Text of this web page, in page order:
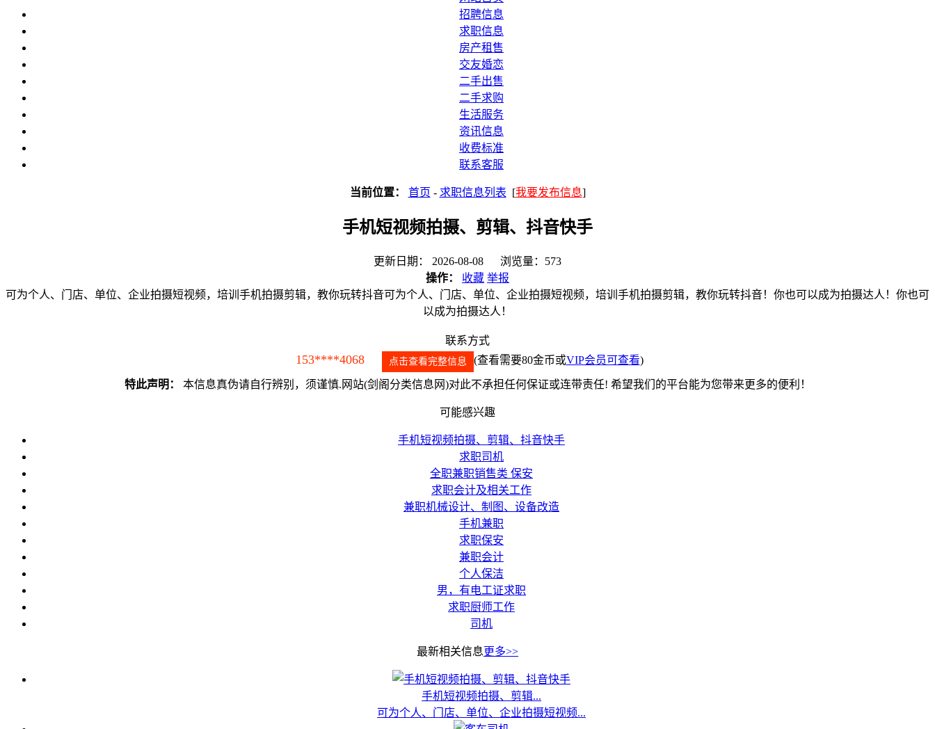
招聘信息
求职信息
房产租售
交友婚恋
二手出售
二手求购
生活服务
资讯信息
收费标准
联系客服
当前位置： 首页 - 求职信息列表 [我要发布信息]
手机短视频拍摄、剪辑、抖音快手
更新日期： 2026-08-08 浏览量：573
操作：
收藏 举报
可为个人、门店、单位、企业拍摄短视频，培训手机拍摄剪辑，教你玩转抖音可为个人、门店、单位、企业拍摄短视频，培训手机拍摄剪辑，教你玩转抖音！你也可以成为拍摄达人！你也可
以成为拍摄达人！
联系方式
153****4068 点击查看完整信息 (查看需要80金币或VIP会员可查看)
特此声明： 本信息真伪请自行辨别，须谨慎.网站(剑阁分类信息网)对此不承担任何保证或连带责任! 希望我们的平台能为您带来更多的便利！
可能感兴趣
手机短视频拍摄、剪辑、抖音快手
求职司机
全职兼职销售类 保安
求职会计及相关工作
兼职机械设计、制图、设备改造
手机兼职
求职保安
兼职会计
个人保洁
男，有电工证求职
求职厨师工作
司机
最新相关信息更多>>
手机短视频拍摄、剪辑...
可为个人、门店、单位、企业拍摄短视频...